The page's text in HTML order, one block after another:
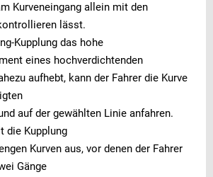
Kurveneingang allein mit den
lässt.
Kupplung das hohe
eines hochverdichtenden
aufhebt, kann der Fahrer die Kurve
auf der gewählten Linie anfahren.
die Kupplung
Kurven aus, vor denen der Fahrer
Gänge